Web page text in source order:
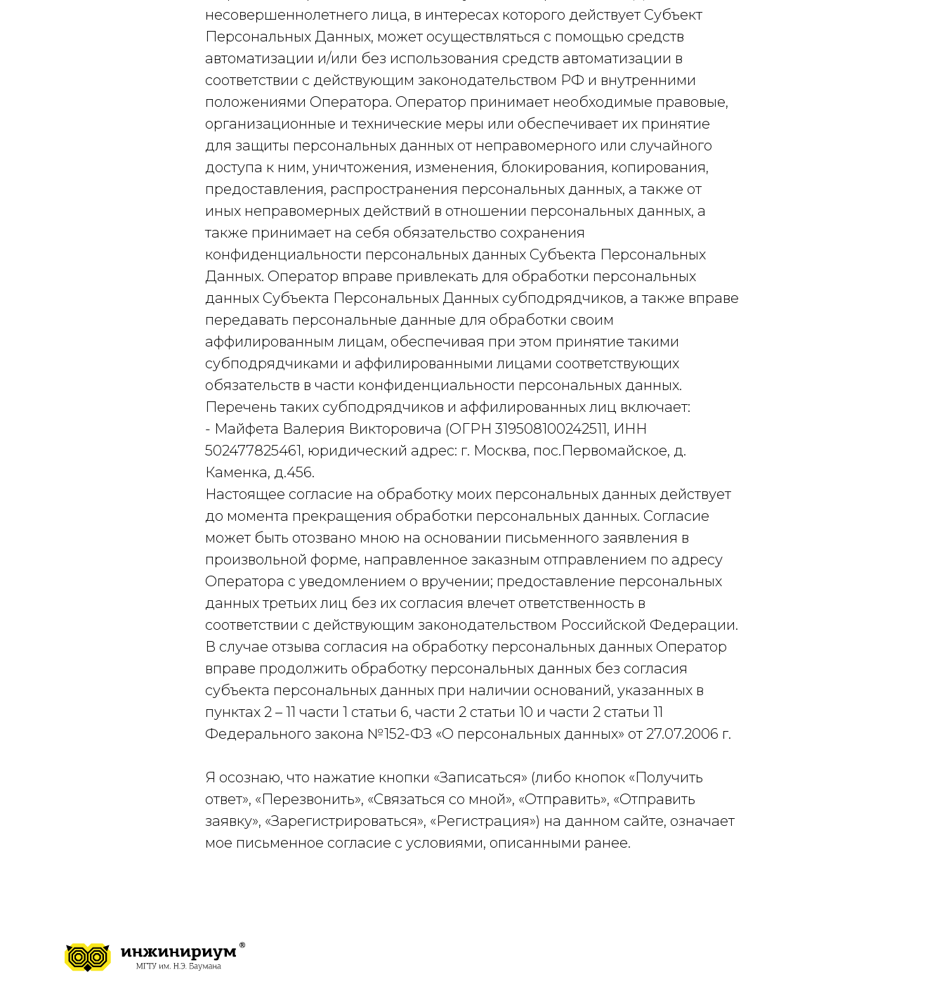
несовершеннолетнего лица, в интересах которого действует Субъект
Персональных Данных, может осуществляться с помощью средств
автоматизации и/или без использования средств автоматизации в
соответствии с действующим законодательством РФ и внутренними
положениями Оператора. Оператор принимает необходимые правовые,
организационные и технические меры или обеспечивает их принятие
для защиты персональных данных от неправомерного или случайного
доступа к ним, уничтожения, изменения, блокирования, копирования,
предоставления, распространения персональных данных, а также от
иных неправомерных действий в отношении персональных данных, а
также принимает на себя обязательство сохранения
конфиденциальности персональных данных Субъекта Персональных
Данных. Оператор вправе привлекать для обработки персональных
данных Субъекта Персональных Данных субподрядчиков, а также вправе
передавать персональные данные для обработки своим
аффилированным лицам, обеспечивая при этом принятие такими
субподрядчиками и аффилированными лицами соответствующих
обязательств в части конфиденциальности персональных данных.
Перечень таких субподрядчиков и аффилированных лиц включает:
- Майфета Валерия Викторовича (ОГРН 319508100242511, ИНН
502477825461, юридический адрес: г. Москва, пос.Первомайское, д.
Каменка, д.456.
Настоящее согласие на обработку моих персональных данных действует
до момента прекращения обработки персональных данных. Согласие
может быть отозвано мною на основании письменного заявления в
произвольной форме, направленное заказным отправлением по адресу
Оператора с уведомлением о вручении; предоставление персональных
данных третьих лиц без их согласия влечет ответственность в
соответствии с действующим законодательством Российской Федерации.
В случае отзыва согласия на обработку персональных данных Оператор
вправе продолжить обработку персональных данных без согласия
субъекта персональных данных при наличии оснований, указанных в
пунктах 2 – 11 части 1 статьи 6, части 2 статьи 10 и части 2 статьи 11
Федерального закона №152-ФЗ «О персональных данных» от 27.07.2006 г.
Я осознаю, что нажатие кнопки «Записаться» (либо кнопок «Получить
ответ», «Перезвонить», «Связаться со мной», «Отправить», «Отправить
заявку», «Зарегистрироваться», «Регистрация») на данном сайте, означает
мое письменное согласие с условиями, описанными ранее.